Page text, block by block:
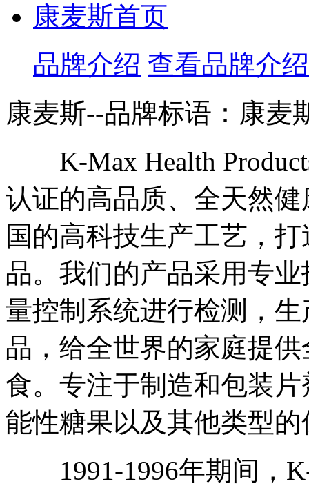
康麦斯首页
品牌介绍 查看品牌介绍
康麦斯--品牌标语： 康麦
K-Max Health
认证的高品质、全天然
国的高科技生产工艺，
品。我们的产品采用专
量控制系统进行检测，
品，给全世界的家庭提
食。专注于制造和包装
能性糖果以及其他类型
1991-1996年期间，